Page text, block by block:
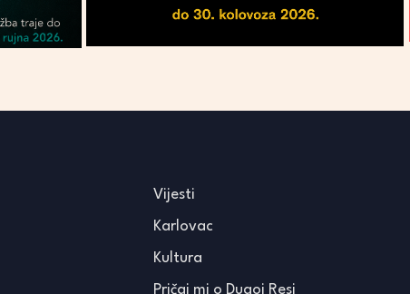
Vijesti
Karlovac
Kultura
Pričaj mi o Dugoj Resi